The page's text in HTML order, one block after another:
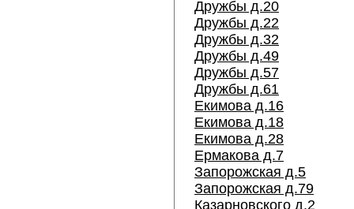
Дружбы д.20
Дружбы д.22
Дружбы д.32
Дружбы д.49
Дружбы д.57
Дружбы д.61
Екимова д.16
Екимова д.18
Екимова д.28
Ермакова д.7
Запорожская д.5
Запорожская д.79
Казарновского д.2